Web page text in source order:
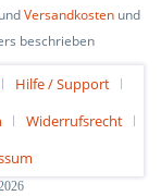
Versandkostenund
beschrieben
Hilfe / Support
Widerrufsrecht